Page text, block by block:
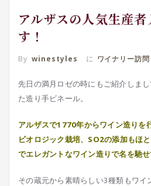
アルザスの人気生産者
す！
By winestyles に ワイナリー訪問
先日の満月ロゼの時にもご紹介しま
た造り手ビネール。
アルザスで1770年からワイン造りを
ビオロジック栽培、SO2の添加もほ
でエレガントなワイン造りで名を馳せ
その蔵元から素晴らしい3種類もワイ